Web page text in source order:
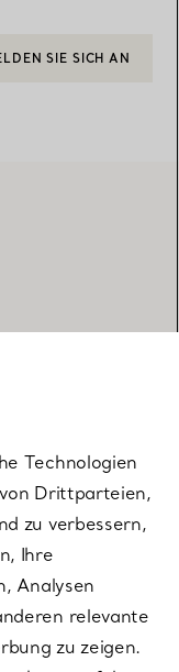
SIE SICH AN
Technologien
von Drittparteien,
zu verbessern,
Ihre
Analysen
relevante
zu zeigen.